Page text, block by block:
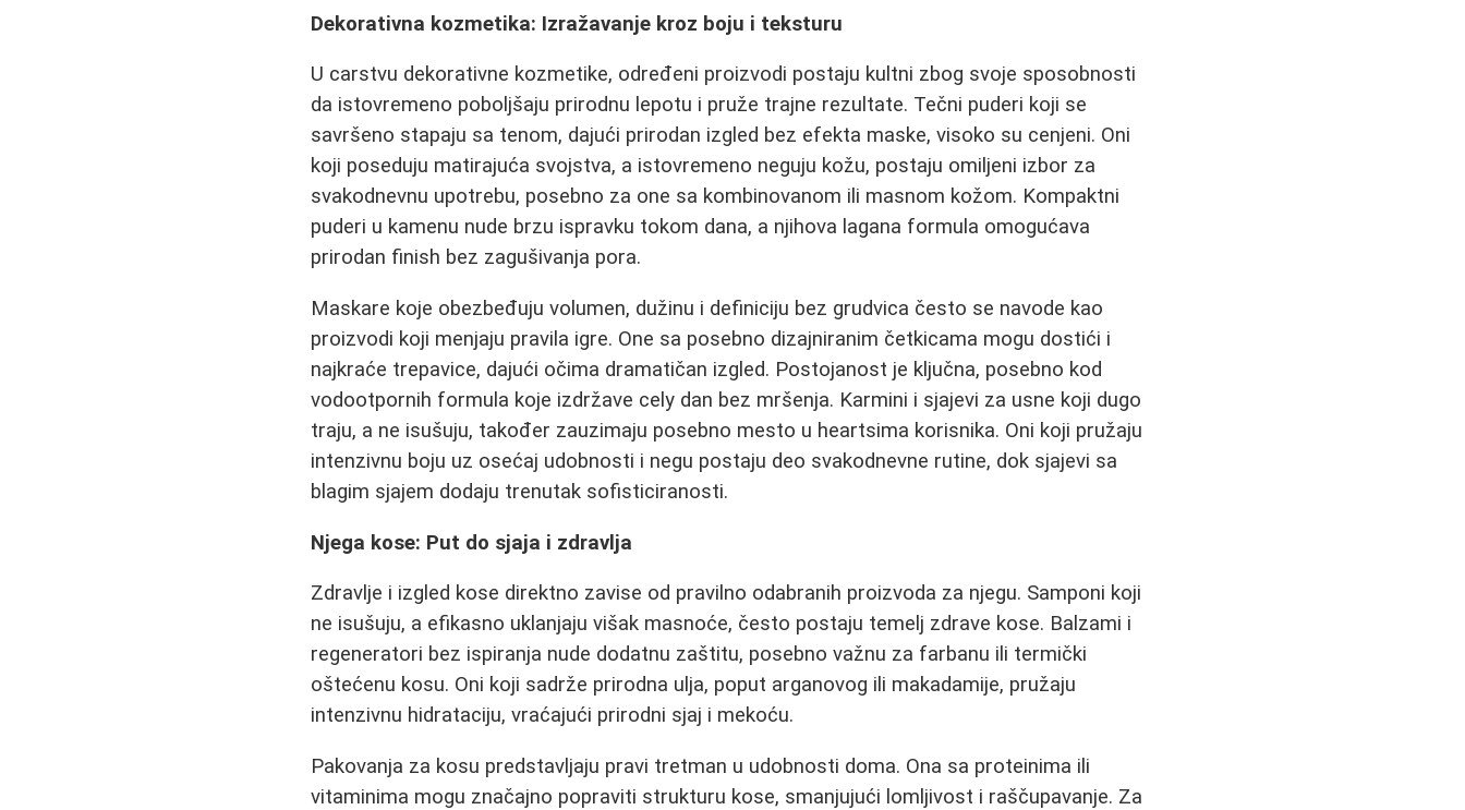
Dekorativna kozmetika: Izražavanje kroz boju i teksturu
U carstvu dekorativne kozmetike, određeni proizvodi postaju kultni zbog svoje sposobnosti
da istovremeno poboljšaju prirodnu lepotu i pruže trajne rezultate. Tečni puderi koji se
savršeno stapaju sa tenom, dajući prirodan izgled bez efekta maske, visoko su cenjeni. Oni
koji poseduju matirajuća svojstva, a istovremeno neguju kožu, postaju omiljeni izbor za
svakodnevnu upotrebu, posebno za one sa kombinovanom ili masnom kožom. Kompaktni
puderi u kamenu nude brzu ispravku tokom dana, a njihova lagana formula omogućava
prirodan finish bez zagušivanja pora.
Maskare koje obezbeđuju volumen, dužinu i definiciju bez grudvica često se navode kao
proizvodi koji menjaju pravila igre. One sa posebno dizajniranim četkicama mogu dostići i
najkraće trepavice, dajući očima dramatičan izgled. Postojanost je ključna, posebno kod
vodootpornih formula koje izdržave cely dan bez mršenja. Karmini i sjajevi za usne koji dugo
traju, a ne isušuju, također zauzimaju posebno mesto u heartsima korisnika. Oni koji pružaju
intenzivnu boju uz osećaj udobnosti i negu postaju deo svakodnevne rutine, dok sjajevi sa
blagim sjajem dodaju trenutak sofisticiranosti.
Njega kose: Put do sjaja i zdravlja
Zdravlje i izgled kose direktno zavise od pravilno odabranih proizvoda za njegu. Samponi koji
ne isušuju, a efikasno uklanjaju višak masnoće, često postaju temelj zdrave kose. Balzami i
regeneratori bez ispiranja nude dodatnu zaštitu, posebno važnu za farbanu ili termički
oštećenu kosu. Oni koji sadrže prirodna ulja, poput arganovog ili makadamije, pružaju
intenzivnu hidrataciju, vraćajući prirodni sjaj i mekoću.
Pakovanja za kosu predstavljaju pravi tretman u udobnosti doma. Ona sa proteinima ili
vitaminima mogu značajno popraviti strukturu kose, smanjujući lomljivost i raščupavanje. Za